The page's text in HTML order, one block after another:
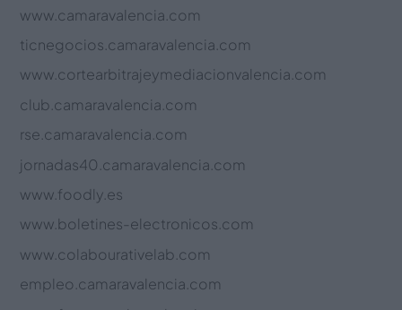
www.camaravalencia.com
ticnegocios.camaravalencia.com
www.cortearbitrajeymediacionvalencia.com
club.camaravalencia.com
rse.camaravalencia.com
jornadas40.camaravalencia.com
www.foodly.es
www.boletines-electronicos.com
www.colabourativelab.com
empleo.camaravalencia.com